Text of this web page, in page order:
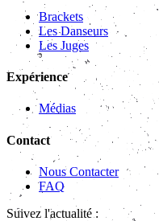
Brackets
Les Danseurs
Les Juges
Expérience
Médias
Contact
Nous Contacter
FAQ
Suivez l'actualité :